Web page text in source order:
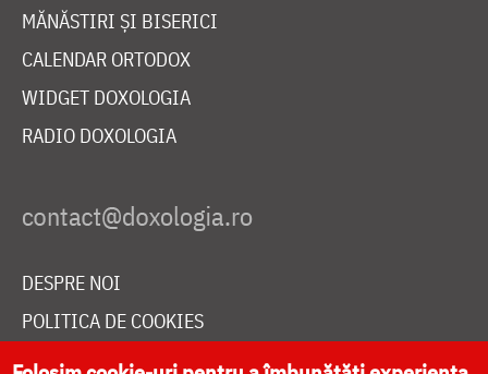
MĂNĂSTIRI ȘI BISERICI
CALENDAR ORTODOX
WIDGET DOXOLOGIA
RADIO DOXOLOGIA
DESPRE NOI
POLITICA DE COOKIES
DONEAZĂ ONLINE PENTRU CATEDRALA NAȚIONALĂ